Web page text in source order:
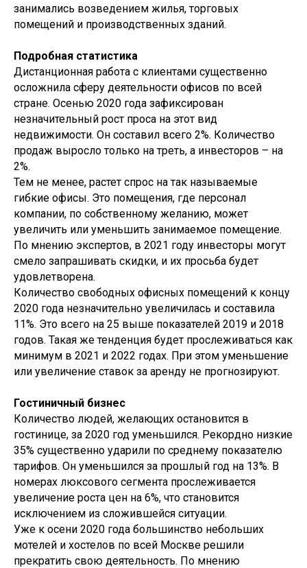
занимались возведением жилья, торговых
помещений и производственных зданий.
Подробная статистика
Дистанционная работа с клиентами существенно
осложнила сферу деятельности офисов по всей
стране. Осенью 2020 года зафиксирован
незначительный рост проса на этот вид
недвижимости. Он составил всего 2%. Количество
продаж выросло только на треть, а инвесторов – на
2%.
Тем не менее, растет спрос на так называемые
гибкие офисы. Это помещения, где персонал
компании, по собственному желанию, может
увеличить или уменьшить занимаемое помещение.
По мнению экспертов, в 2021 году инвесторы могут
смело запрашивать скидки, и их просьба будет
удовлетворена.
Количество свободных офисных помещений к концу
2020 года незначительно увеличилась и составила
11%. Это всего на 25 выше показателей 2019 и 2018
годов. Такая же тенденция будет прослеживаться как
минимум в 2021 и 2022 годах. При этом уменьшение
или увеличение ставок за аренду не прогнозируют.
Гостиничный бизнес
Количество людей, желающих остановится в
гостинице, за 2020 год уменьшился. Рекордно низкие
35% существенно ударили по среднему показателю
тарифов. Он уменьшился за прошлый год на 13%. В
номерах люксового сегмента прослеживается
увеличение роста цен на 6%, что становится
исключением из сложившейся ситуации.
Уже к осени 2020 года большинство небольших
мотелей и хостелов по всей Москве решили
прекратить свою деятельность. По мнению